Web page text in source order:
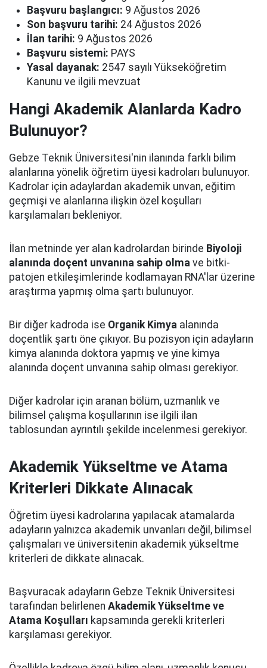
Başvuru başlangıcı: 9 Ağustos 2026
Son başvuru tarihi: 24 Ağustos 2026
İlan tarihi: 9 Ağustos 2026
Başvuru sistemi: PAYS
Yasal dayanak: 2547 sayılı Yükseköğretim
Kanunu ve ilgili mevzuat
Hangi Akademik Alanlarda Kadro
Bulunuyor?
Gebze Teknik Üniversitesi'nin ilanında farklı bilim
alanlarına yönelik öğretim üyesi kadroları bulunuyor.
Kadrolar için adaylardan akademik unvan, eğitim
geçmişi ve alanlarına ilişkin özel koşulları
karşılamaları bekleniyor.
İlan metninde yer alan kadrolardan birinde Biyoloji
alanında doçent unvanına sahip olma ve bitki-
patojen etkileşimlerinde kodlamayan RNA'lar üzerine
araştırma yapmış olma şartı bulunuyor.
Bir diğer kadroda ise Organik Kimya alanında
doçentlik şartı öne çıkıyor. Bu pozisyon için adayların
kimya alanında doktora yapmış ve yine kimya
alanında doçent unvanına sahip olması gerekiyor.
Diğer kadrolar için aranan bölüm, uzmanlık ve
bilimsel çalışma koşullarının ise ilgili ilan
tablosundan ayrıntılı şekilde incelenmesi gerekiyor.
Akademik Yükseltme ve Atama
Kriterleri Dikkate Alınacak
Öğretim üyesi kadrolarına yapılacak atamalarda
adayların yalnızca akademik unvanları değil, bilimsel
çalışmaları ve üniversitenin akademik yükseltme
kriterleri de dikkate alınacak.
Başvuracak adayların Gebze Teknik Üniversitesi
tarafından belirlenen Akademik Yükseltme ve
Atama Koşulları kapsamında gerekli kriterleri
karşılaması gerekiyor.